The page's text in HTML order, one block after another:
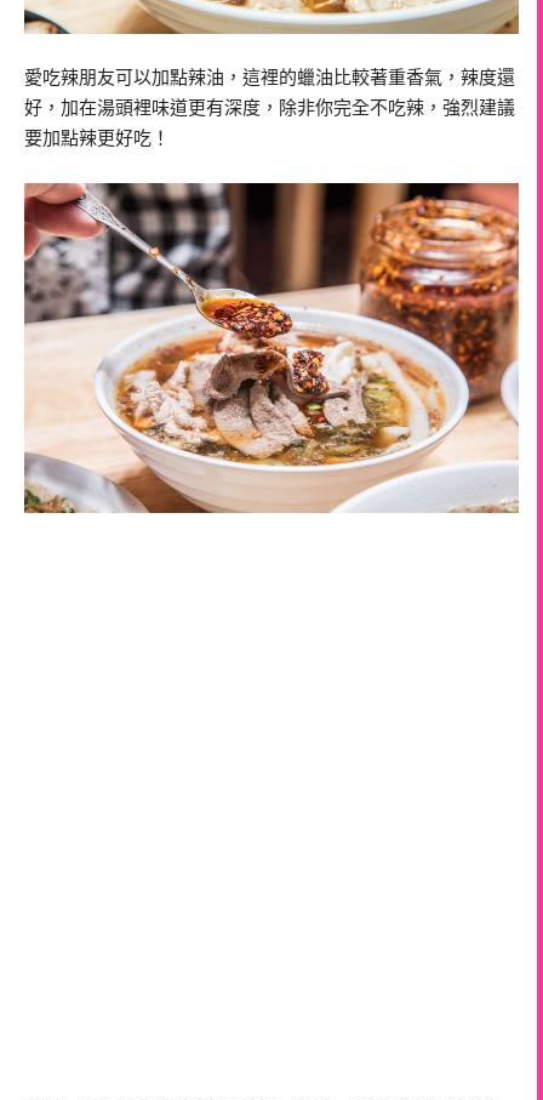
愛吃辣朋友可以加點辣油，這裡的蠟油比較著重香氣，辣度還
好，加在湯頭裡味道更有深度，除非你完全不吃辣，強烈建議
要加點辣更好吃！